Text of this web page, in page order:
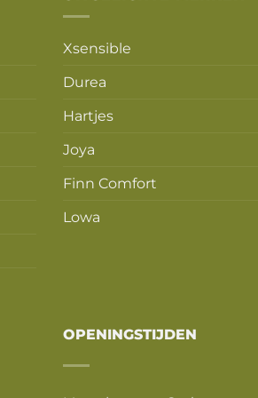
Xsensible
Durea
Hartjes
Joya
Finn Comfort
Lowa
OPENINGSTIJDEN